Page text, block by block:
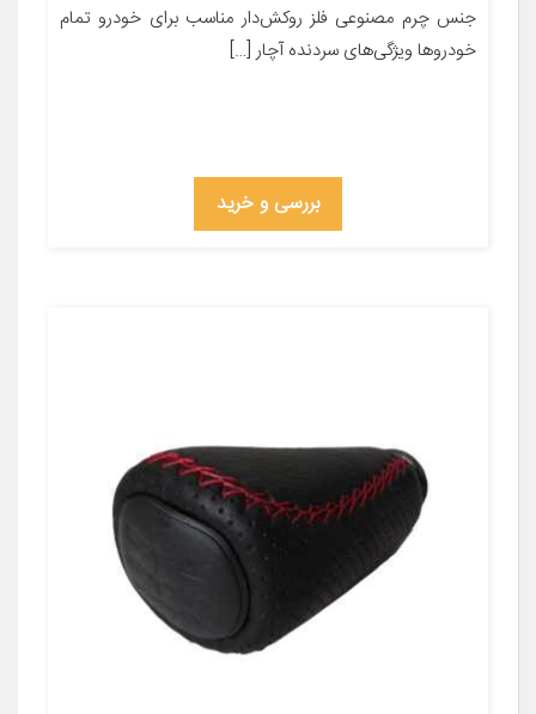
جنس چرم مصنوعی فلز روکش‌دار مناسب برای خودرو تمام
خودروها ویژگی‌های سردنده آچار […]
بررسی و خرید